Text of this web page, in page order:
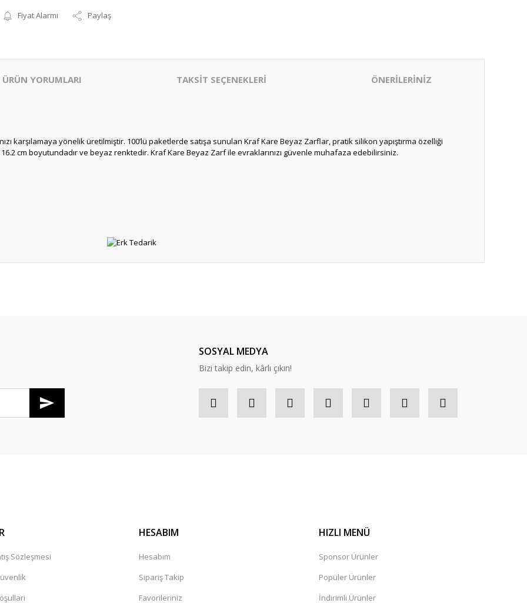
Fiyat Alarmı Paylaş
ÜRÜN YORUMLARI TAKSİT SEÇENEKLERİ ÖNERİLERİNİZ
karşılamaya yönelik üretilmiştir. 100’lü paketlerde satışa sunulan Kraf Kare Beyaz Zarflar, pratik silikon yapıştırma özelliği
cm boyutundadır ve beyaz renktedir. Kraf Kare Beyaz Zarf ile evraklarınızı güvenle muhafaza edebilirsiniz.
SOSYAL MEDYA
Bizi takip edin, kârlı çıkın!
Sözleşmesi
HESABIM
Hesabım
Sipariş Takip
Favorileriniz
HIZLI MENÜ
Sponsor Ürünler
Popüler Ürünler
İndirimli Ürünler